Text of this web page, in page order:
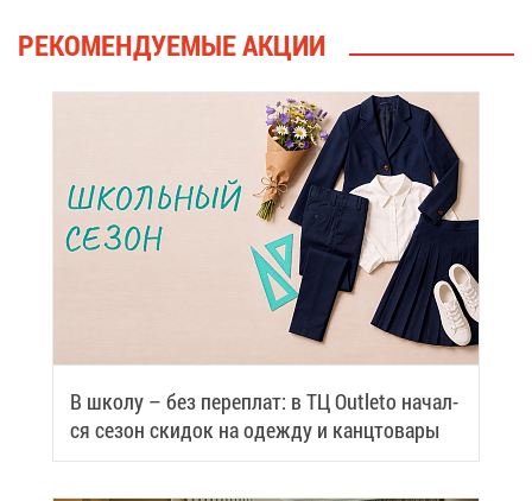
РЕ­КО­МЕН­ДУ­Е­МЫЕ АК­ЦИИ
В шко­лу – без пе­ре­плат: в ТЦ Outleto на­чал­
ся се­зон ски­док на одеж­ду и канц­то­ва­ры